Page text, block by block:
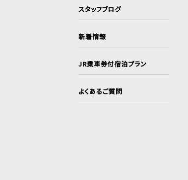
スタッフブログ
新着情報
JR乗車券付宿泊プラン
よくあるご質問